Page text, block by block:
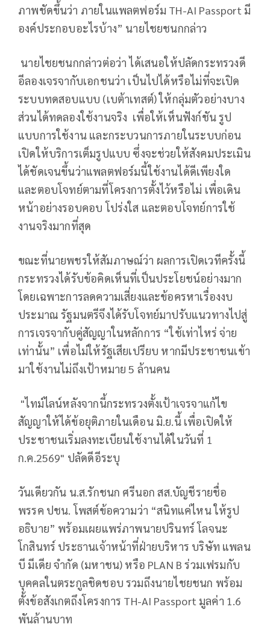
ภาพชัดขึ้นว่า ภายในแพลตฟอร์ม TH-AI Passport มี
องค์ประกอบอะไรบ้าง” นายไชยชนกกล่าว
นายไชยชนกกล่าวต่อว่า ได้เสนอให้ปลัดกระทรวงดี
อีลองเจรจากับเอกชนว่า เป็นไปได้หรือไม่ที่จะเปิด
ระบบทดสอบแบบ (เบต้าเทสต์) ให้กลุ่มตัวอย่างบาง
ส่วนได้ทดลองใช้งานจริง เพื่อให้เห็นฟังก์ชัน รูป
แบบการใช้งาน และกระบวนการภายในระบบก่อน
เปิดให้บริการเต็มรูปแบบ ซึ่งจะช่วยให้สังคมประเมิน
ได้ชัดเจนขึ้นว่าแพลตฟอร์มนี้ใช้งานได้ดีเพียงใด
และตอบโจทย์ตามที่โครงการตั้งไว้หรือไม่ เพื่อเดิน
หน้าอย่างรอบคอบ โปร่งใส และตอบโจทย์การใช้
งานจริงมากที่สุด
ขณะที่นายพชรให้สัมภาษณ์ว่า ผลการเปิดเวทีครั้งนี้
กระทรวงได้รับข้อคิดเห็นที่เป็นประโยชน์อย่างมาก
โดยเฉพาะการลดความเสี่ยงและข้อครหาเรื่องงบ
ประมาณ รัฐมนตรีจึงได้รับโจทย์มาปรับแนวทางไปสู่
การเจรจากับคู่สัญญาในหลักการ “ใช้เท่าไหร่ จ่าย
เท่านั้น” เพื่อไม่ให้รัฐเสียเปรียบ หากมีประชาชนเข้า
มาใช้งานไม่ถึงเป้าหมาย 5 ล้านคน
"ไทม์ไลน์หลังจากนี้กระทรวงตั้งเป้าเจรจาแก้ไข
สัญญาให้ได้ข้อยุติภายในเดือน มิ.ย.นี้ เพื่อเปิดให้
ประชาชนเริ่มลงทะเบียนใช้งานได้ในวันที่ 1
ก.ค.2569" ปลัดดีอีระบุ
วันเดียวกัน น.ส.รักชนก ศรีนอก สส.บัญชีรายชื่อ
พรรค ปชน. โพสต์ข้อความว่า “สนิทแค่ไหน ให้รูป
อธิบาย” พร้อมเผยแพร่ภาพนายปรินทร์ โลจนะ
โกสินทร์ ประธานเจ้าหน้าที่ฝ่ายบริหาร บริษัท แพลน
บี มีเดีย จำกัด (มหาชน) หรือ PLAN B ร่วมเฟรมกับ
บุคคลในตระกูลชิดชอบ รวมถึงนายไชยชนก พร้อม
ตั้งข้อสังเกตถึงโครงการ TH-AI Passport มูลค่า 1.6
พันล้านบาท